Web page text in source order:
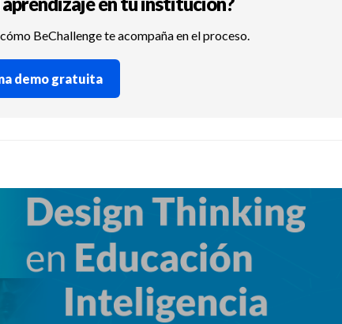
BeChallenge te acompaña en el proceso.
demo gratuita